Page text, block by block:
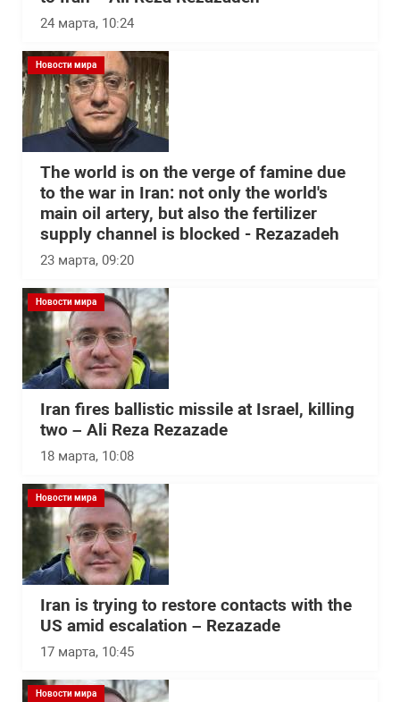
24 марта, 10:24
Новости мира
The world is on the verge of famine due
to the war in Iran: not only the world's
main oil artery, but also the fertilizer
supply channel is blocked - Rezazadeh
23 марта, 09:20
Новости мира
Iran fires ballistic missile at Israel, killing
two – Ali Reza Rezazade
18 марта, 10:08
Новости мира
Iran is trying to restore contacts with the
US amid escalation – Rezazade
17 марта, 10:45
Новости мира